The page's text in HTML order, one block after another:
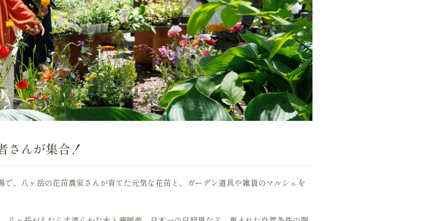
さんが集合！
で、八ヶ岳の花苗農家さんが育てた元気な花苗と、ガーデン道具や雑貨のマルシェを